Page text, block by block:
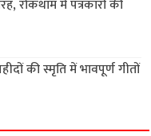
रोकथाम में पत्रकारों की
की स्मृति में भावपूर्ण गीतों